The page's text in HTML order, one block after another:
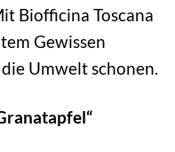
Biofficina Toscana
Gewissen
Umwelt schonen.